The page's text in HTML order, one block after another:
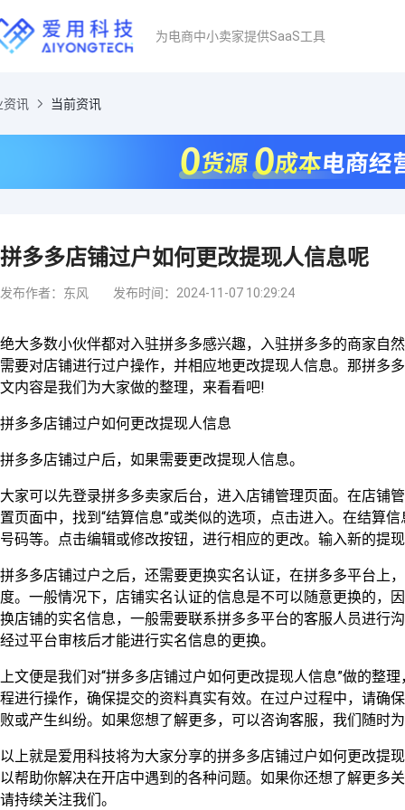
为电商中小卖家提供SaaS工具
资讯 当前资讯
拼多多店铺过户如何更改提现人信息呢
发布作者：东风 发布时间：2024-11-07 10:29:24
绝大多数小伙伴都对入驻拼多多感兴趣，入驻拼多多的商家自
需要对店铺进行过户操作，并相应地更改提现人信息。那拼多
文内容是我们为大家做的整理，来看看吧!
拼多多店铺过户如何更改提现人信息
拼多多店铺过户后，如果需要更改提现人信息。
大家可以先登录拼多多卖家后台，进入店铺管理页面。在店铺
置页面中，找到“结算信息”或类似的选项，点击进入。在结算
号码等。点击编辑或修改按钮，进行相应的更改。输入新的提现
拼多多店铺过户之后，还需要更换实名认证，在拼多多平台上
度。一般情况下，店铺实名认证的信息是不可以随意更换的，
换店铺的实名信息，一般需要联系拼多多平台的客服人员进行
经过平台审核后才能进行实名信息的更换。
上文便是我们对“拼多多店铺过户如何更改提现人信息”做的整
程进行操作，确保提交的资料真实有效。在过户过程中，请确
败或产生纠纷。如果您想了解更多，可以咨询客服，我们随时
以上就是爱用科技将为大家分享的拼多多店铺过户如何更改提
以帮助你解决在开店中遇到的各种问题。如果你还想了解更多
请持续关注我们。